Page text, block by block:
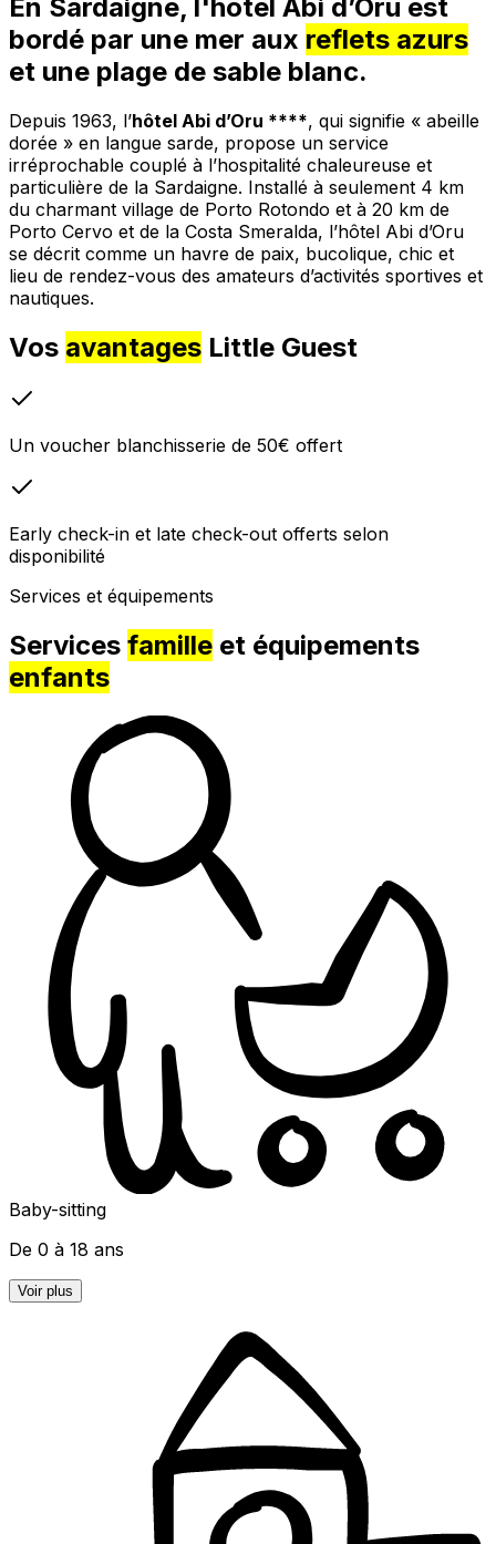
En Sardaigne, l'hôtel Abi d’Oru est
bordé par une mer aux reflets azurs
et une plage de sable blanc.
Depuis 1963, l’hôtel Abi d’Oru ****, qui signifie « abeille
dorée » en langue sarde, propose un service
irréprochable couplé à l’hospitalité chaleureuse et
particulière de la Sardaigne. Installé à seulement 4 km
du charmant village de Porto Rotondo et à 20 km de
Porto Cervo et de la Costa Smeralda, l’hôtel Abi d’Oru
se décrit comme un havre de paix, bucolique, chic et
lieu de rendez-vous des amateurs d’activités sportives et
nautiques.
Vos avantages Little Guest
Un voucher blanchisserie de 50€ offert
Early check-in et late check-out offerts selon
disponibilité
Services et équipements
Services famille et équipements
enfants
Baby-sitting
De 0 à 18 ans
Voir plus